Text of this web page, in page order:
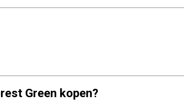
Green kopen?